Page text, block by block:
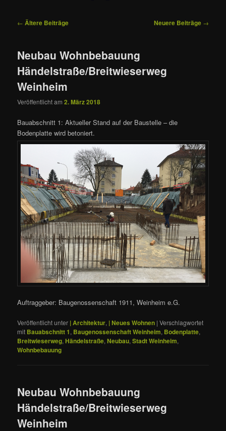
Beitragsnavigation
← Ältere Beiträge Neuere Beiträge →
Neubau Wohnbebauung
Händelstraße/Breitwieserweg
Weinheim
Veröffentlicht am2. März 2018
Bauabschnitt 1: Aktueller Stand auf der Baustelle – die
Bodenplatte wird betoniert.
Auftraggeber: Baugenossenschaft 1911, Weinheim e.G.
Veröffentlicht unter | Architektur, | Neues Wohnen |Verschlagwortet
mit Bauabschnitt 1, Baugenossenschaft Weinheim, Bodenplatte,
Breitwieserweg,Händelstraße,Neubau,Stadt Weinheim,
Wohnbebauung
Neubau Wohnbebauung
Händelstraße/Breitwieserweg
Weinheim